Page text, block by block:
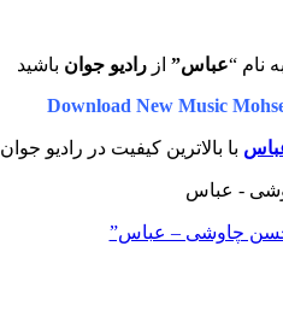
نام “عباس” ازرادیو جوان باشید
Download New Music
با بالاترین کیفیت در رادیو جوان
محسن چاوشی – عباس”